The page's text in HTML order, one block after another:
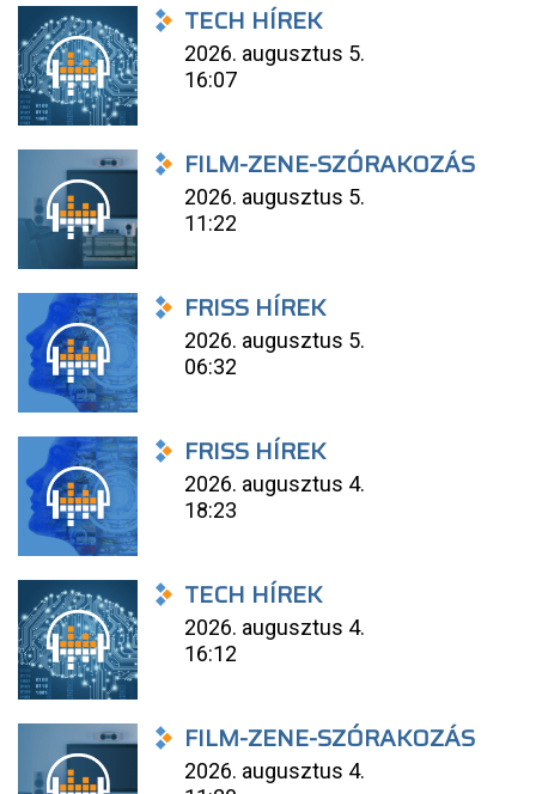
TECH HÍREK
2026. augusztus 5.
16:07
FILM-ZENE-SZÓRAKOZÁS
2026. augusztus 5.
11:22
FRISS HÍREK
2026. augusztus 5.
06:32
FRISS HÍREK
2026. augusztus 4.
18:23
TECH HÍREK
2026. augusztus 4.
16:12
FILM-ZENE-SZÓRAKOZÁS
2026. augusztus 4.